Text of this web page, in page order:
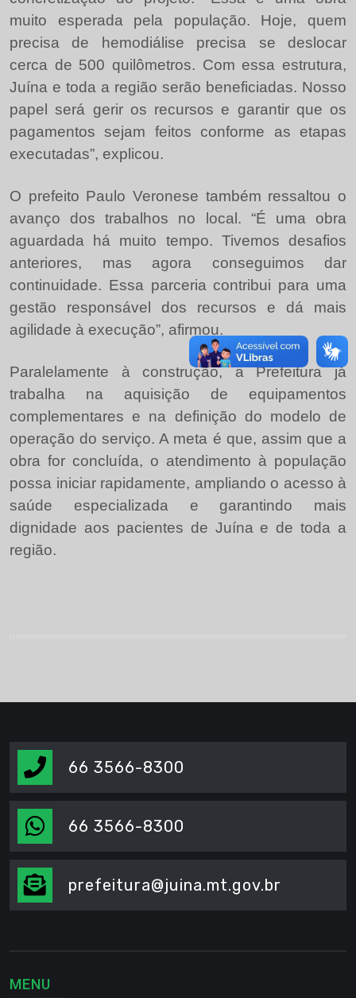
muito esperada pela população. Hoje, quem
precisa de hemodiálise precisa se deslocar
cerca de 500 quilômetros. Com essa estrutura,
Juína e toda a região serão beneficiadas. Nosso
papel será gerir os recursos e garantir que os
pagamentos sejam feitos conforme as etapas
executadas”, explicou.
O prefeito Paulo Veronese também ressaltou o
avanço dos trabalhos no local. “É uma obra
aguardada há muito tempo. Tivemos desafios
anteriores, mas agora conseguimos dar
continuidade. Essa parceria contribui para uma
gestão responsável dos recursos e dá mais
agilidade à execução”, afirmou.
Paralelamente à construção, a Prefeitura já
trabalha na aquisição de equipamentos
complementares e na definição do modelo de
operação do serviço. A meta é que, assim que a
obra for concluída, o atendimento à população
possa iniciar rapidamente, ampliando o acesso à
saúde especializada e garantindo mais
dignidade aos pacientes de Juína e de toda a
região.
66 3566-8300
66 3566-8300
prefeitura@juina.mt.gov.br
MENU